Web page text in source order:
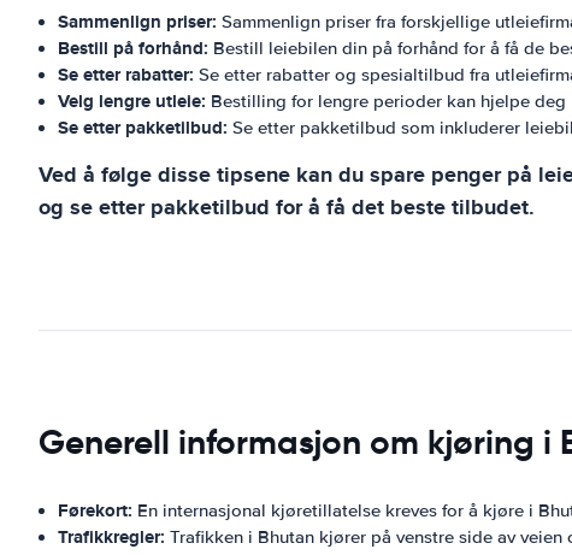
Sammenlign priser: Sammenlign priser fra forskjellige
Bestill på forhånd: Bestill leiebilen din på forhånd for å få de
Se etter rabatter: Se etter rabatter og spesialtilbud fra
Velg lengre utleie: Bestilling for lengre perioder kan hjelpe deg
Se etter pakketilbud: Se etter pakketilbud som inkluderer
Ved å følge disse tipsene kan du spare penger på
og se etter pakketilbud for å få det beste tilbudet.
Generell informasjon om kjøring i
Førekort: En internasjonal kjøretillatelse kreves for å kjøre i
Trafikkregler: Trafikken i Bhutan kjører på venstre side av